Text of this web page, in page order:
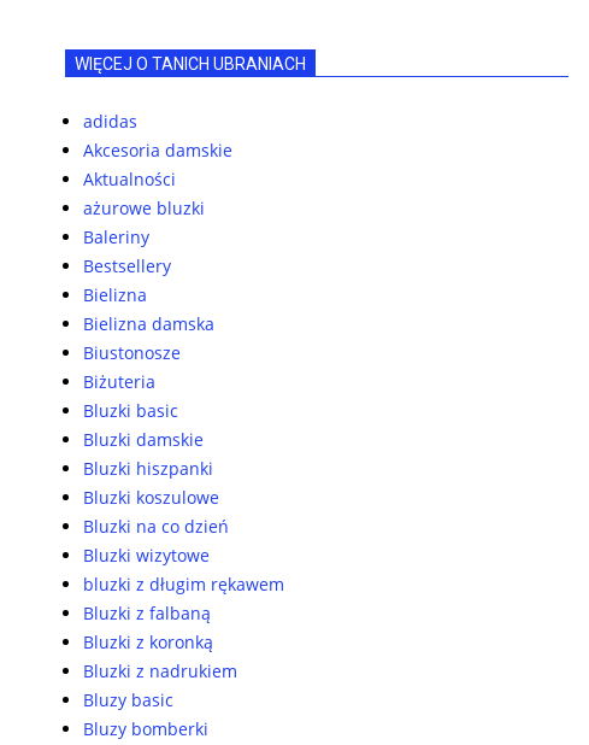
WIĘCEJ O TANICH UBRANIACH
adidas
Akcesoria damskie
Aktualności
ażurowe bluzki
Baleriny
Bestsellery
Bielizna
Bielizna damska
Biustonosze
Biżuteria
Bluzki basic
Bluzki damskie
Bluzki hiszpanki
Bluzki koszulowe
Bluzki na co dzień
Bluzki wizytowe
bluzki z długim rękawem
Bluzki z falbaną
Bluzki z koronką
Bluzki z nadrukiem
Bluzy basic
Bluzy bomberki